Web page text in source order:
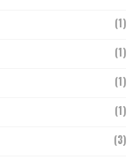
(1)
(1)
(1)
(1)
(3)